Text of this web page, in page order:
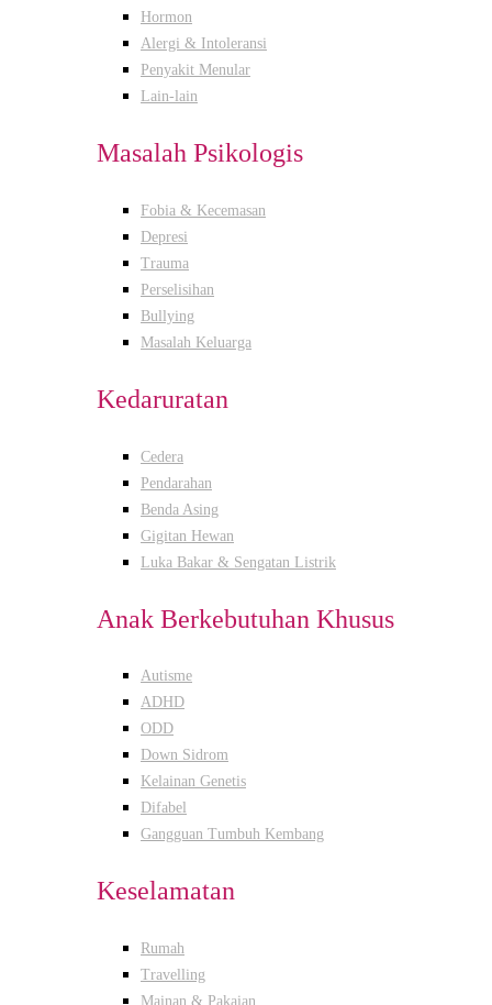
Hormon
Alergi & Intoleransi
Penyakit Menular
Lain-lain
Masalah Psikologis
Fobia & Kecemasan
Depresi
Trauma
Perselisihan
Bullying
Masalah Keluarga
Kedaruratan
Cedera
Pendarahan
Benda Asing
Gigitan Hewan
Luka Bakar & Sengatan Listrik
Anak Berkebutuhan Khusus
Autisme
ADHD
ODD
Down Sidrom
Kelainan Genetis
Difabel
Gangguan Tumbuh Kembang
Keselamatan
Rumah
Travelling
Mainan & Pakaian